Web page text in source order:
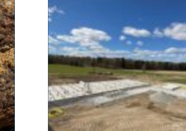
medarbetare möts,
kunder tas ...